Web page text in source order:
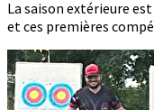
La saison extérieure
et ces premières